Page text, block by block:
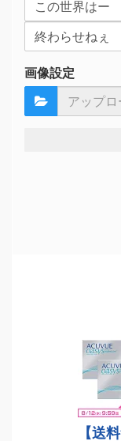
画像設定